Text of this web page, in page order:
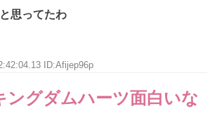
思ってたわ
ID:Afijep96p
ングダムハーツ面白いな